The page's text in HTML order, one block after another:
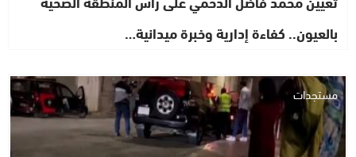
بالعيون.. كفاءة إدارية وخبرة ميدانية…
مستجدات